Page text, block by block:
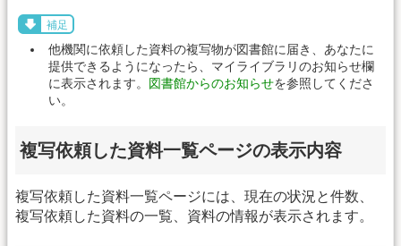
補足
他機関に依頼した資料の複写物が図書館に届き、あなたに
提供できるようになったら、マイライブラリのお知らせ欄
に表示されます。 図書館からのお知らせを参照してくださ
い。
複写依頼した資料一覧ページの表示内容
複写依頼した資料一覧ページには、現在の状況と件数、
複写依頼した資料の一覧、資料の情報が表示されます。